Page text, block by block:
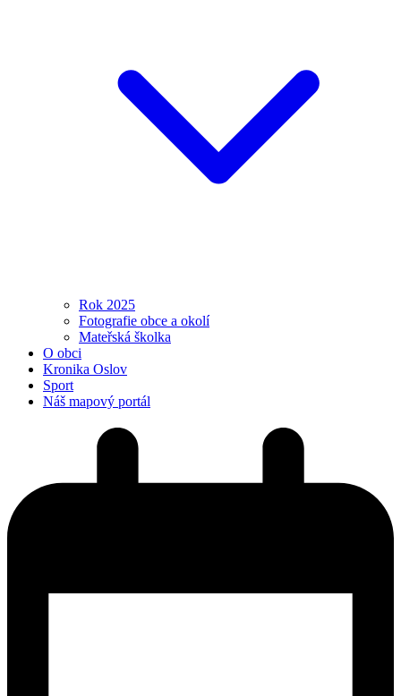
Rok 2025
Fotografie obce a okolí
Mateřská školka
O obci
Kronika Oslov
Sport
Náš mapový portál